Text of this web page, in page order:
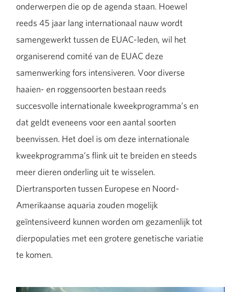
onderwerpen die op de agenda staan. Hoewel
reeds 45 jaar lang internationaal nauw wordt
samengewerkt tussen de EUAC-leden, wil het
organiserend comité van de EUAC deze
samenwerking fors intensiveren. Voor diverse
haaien- en roggensoorten bestaan reeds
succesvolle internationale kweekprogramma’s en
dat geldt eveneens voor een aantal soorten
beenvissen. Het doel is om deze internationale
kweekprogramma’s flink uit te breiden en steeds
meer dieren onderling uit te wisselen.
Diertransporten tussen Europese en Noord-
Amerikaanse aquaria zouden mogelijk
geïntensiveerd kunnen worden om gezamenlijk tot
dierpopulaties met een grotere genetische variatie
te komen.